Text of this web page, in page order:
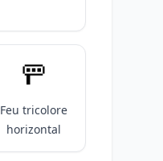
🚥
Feu tricolore
horizontal